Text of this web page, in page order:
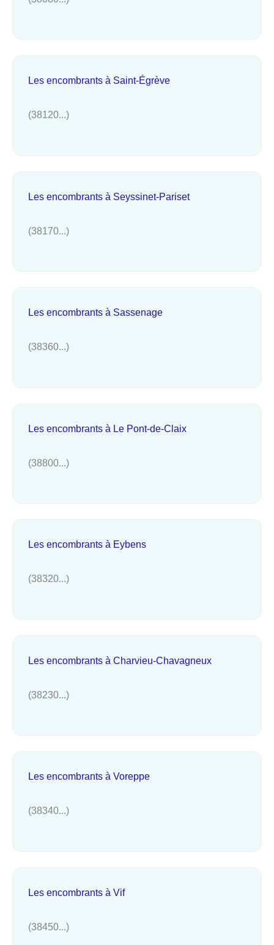
Les encombrants à Saint-Égrève
(38120...)
Les encombrants à Seyssinet-Pariset
(38170...)
Les encombrants à Sassenage
(38360...)
Les encombrants à Le Pont-de-Claix
(38800...)
Les encombrants à Eybens
(38320...)
Les encombrants à Charvieu-Chavagneux
(38230...)
Les encombrants à Voreppe
(38340...)
Les encombrants à Vif
(38450...)